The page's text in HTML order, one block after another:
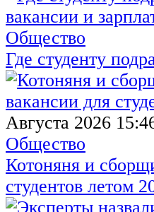
Общество
Где студенту
Августа 2026
Общество
Котоняня и
студентов летом